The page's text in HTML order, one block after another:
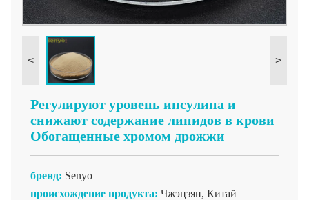
< >
Регулируют уровень инсулина и
снижают содержание липидов в крови
Обогащенные хромом дрожжи
бренд: Senyo
происхождение продукта: Чжэцзян, Китай